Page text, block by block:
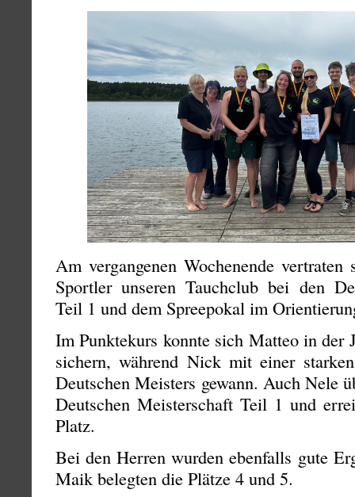
Am vergangenen Wochenende
Sportler unseren Tauchclub bei den
Teil 1 und dem Spreepokal im
Im Punktekurs konnte sich Matteo in der
sichern, während Nick mit einer
Deutschen Meisters gewann. Auch Nele
Deutschen Meisterschaft Teil 1 und
Platz.
Bei den Herren wurden ebenfalls gute
Maik belegten die Plätze 4 und 5.